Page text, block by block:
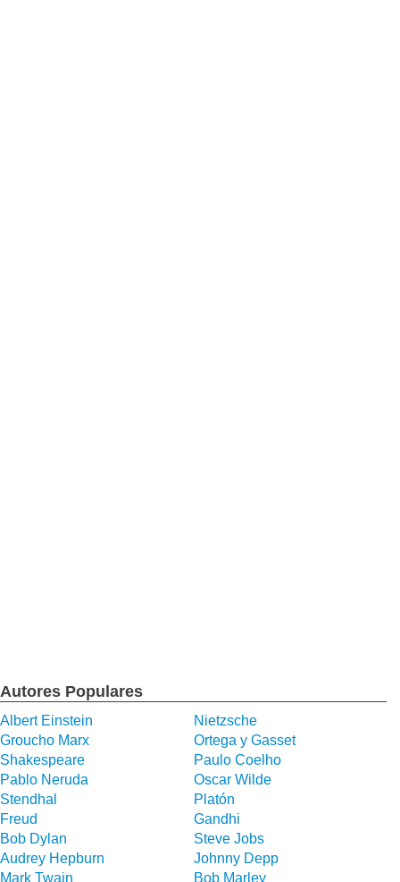
Autores Populares
Albert Einstein
Nietzsche
Groucho Marx
Ortega y Gasset
Shakespeare
Paulo Coelho
Pablo Neruda
Oscar Wilde
Stendhal
Platón
Freud
Gandhi
Bob Dylan
Steve Jobs
Audrey Hepburn
Johnny Depp
Mark Twain
Bob Marley